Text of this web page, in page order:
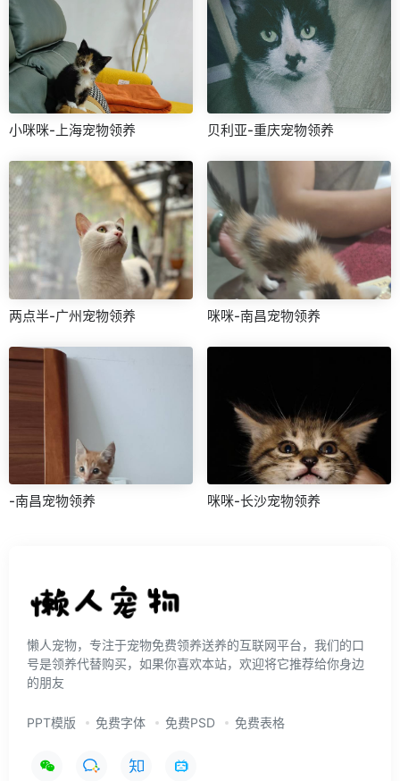
小咪咪-上海宠物领养 贝利亚-重庆宠物领养
两点半-广州宠物领养 咪咪-南昌宠物领养
-南昌宠物领养 咪咪-长沙宠物领养
懒人宠物，专注于宠物免费领养送养的互联网平台，我们的口
号是领养代替购买，如果你喜欢本站，欢迎将它推荐给你身边
的朋友
PPT模版 免费字体 免费PSD 免费表格